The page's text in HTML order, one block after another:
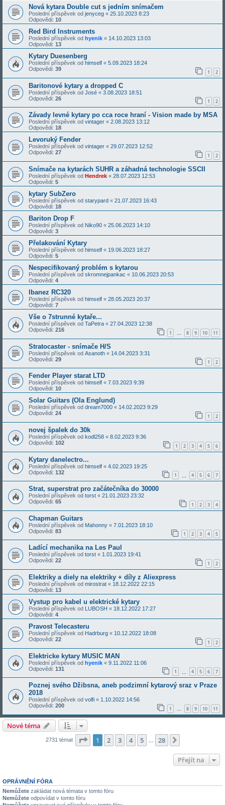
Nová kytara Double cut s jedním snímačem
Poslední příspěvek od jenyceg « 25.10.2023 8:23
Odpovědi: 10
Red Bird Instruments
Poslední příspěvek od hyenik « 14.10.2023 13:03
Odpovědi: 13
Kytary Duesenberg
Poslední příspěvek od himself « 5.09.2023 18:24
Odpovědi: 39 1 2
Baritonové kytary a dropped C
Poslední příspěvek od José « 3.08.2023 18:51
Odpovědi: 26 1 2
Závady levné kytary po cca roce hraní - Vision made by MSA
Poslední příspěvek od vintager « 2.08.2023 13:12
Odpovědi: 18
Levoruký Fender
Poslední příspěvek od vintager « 29.07.2023 12:52
Odpovědi: 27 1 2
Snímače na kytarách SUHR a záhadná technologie SSCII
Poslední příspěvek od Hendrek « 28.07.2023 12:53
Odpovědi: 5
kytary SubZero
Poslední příspěvek od starypard « 21.07.2023 16:43
Odpovědi: 18
Bariton Drop F
Poslední příspěvek od Niko90 « 25.06.2023 14:10
Odpovědi: 3
Přelakování Kytary
Poslední příspěvek od himself « 19.06.2023 18:27
Odpovědi: 5
Nespecifikovaný problém s kytarou
Poslední příspěvek od skromnejpankac « 10.06.2023 20:53
Odpovědi: 4
Ibanez RC320
Poslední příspěvek od himself « 28.05.2023 20:37
Odpovědi: 7
Vše o 7strunné kytaře...
Poslední příspěvek od TaPetra « 27.04.2023 12:38
Odpovědi: 216 1 … 8 9 10 11
Stratocaster - snímače H/S
Poslední příspěvek od Asanoth « 14.04.2023 3:31
Odpovědi: 29 1 2
Fender Player starat LTD
Poslední příspěvek od himself « 7.03.2023 9:39
Odpovědi: 10
Solar Guitars (Ola Englund)
Poslední příspěvek od dream7000 « 14.02.2023 9:29
Odpovědi: 24 1 2
novej špalek do 30k
Poslední příspěvek od kodl258 « 8.02.2023 9:36
Odpovědi: 102 1 2 3 4 5 6
Kytary danelectro...
Poslední příspěvek od himself « 4.02.2023 19:25
Odpovědi: 132 1 4 5 6 7
Strat, superstrat pro začátečníka do 30000
Poslední příspěvek od torst « 21.01.2023 23:32
Odpovědi: 65 1 2 3 4
Chapman Guitars
Poslední příspěvek od Mahonny « 7.01.2023 18:10
Odpovědi: 83 1 2 3 4 5
Ladící mechanika na Les Paul
Poslední příspěvek od torst « 1.01.2023 19:41
Odpovědi: 22 1 2
Elektriky a diely na elektriky + díly z Aliexpress
Poslední příspěvek od mirostrat « 18.12.2022 22:15
Odpovědi: 13
Vystup pro kabel u elektrické kytary
Poslední příspěvek od LUBOSH « 18.12.2022 17:27
Odpovědi: 4
Pravost Telecasteru
Poslední příspěvek od Hadrburg « 10.12.2022 18:08
Odpovědi: 22 1 2
Elektricke kytary MUSIC MAN
Poslední příspěvek od hyenik « 9.11.2022 11:06
Odpovědi: 131 1 4 5 6 7
Poznej svého Džibsna, aneb podzimní kytarový sraz v Praze
2018
Poslední příspěvek od volfi « 1.10.2022 14:56
Odpovědi: 200 1 … 8 9 10 11
Nové téma
2731 témat Stránka z 28
1 2 3 4 5 28
Přejít na
OPRÁVNĚNÍ FÓRA
Nemůžete zakládat nová témata v tomto fóru
Nemůžete odpovídat v tomto fóru